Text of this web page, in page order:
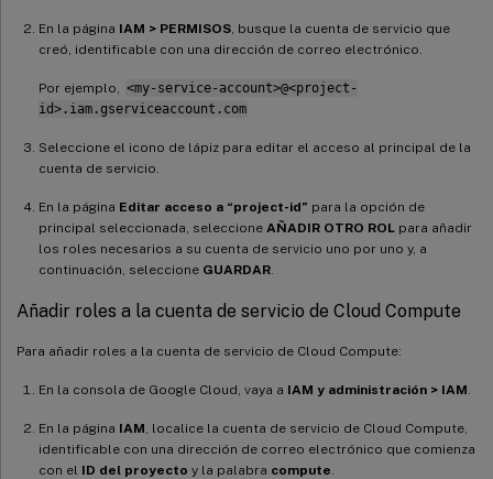
En la página IAM > PERMISOS , busque la cuenta de servicio que
creó, identificable con una dirección de correo electrónico.
Por ejemplo,
<my-service-account>@<project-
id>.iam.gserviceaccount.com
Seleccione el icono de lápiz para editar el acceso al principal de la
cuenta de servicio.
En la página Editar acceso a “project-id” para la opción de
principal seleccionada, seleccione AÑADIR OTRO ROL para añadir
los roles necesarios a su cuenta de servicio uno por uno y, a
continuación, seleccione GUARDAR
Añadir roles a la cuenta de servicio de Cloud Compute
Para añadir roles a la cuenta de servicio de Cloud Compute:
En la consola de Google Cloud, vaya a IAM y administración > IAM
En la página IAM , localice la cuenta de servicio de Cloud Compute,
identificable con una dirección de correo electrónico que comienza
con el ID del proyecto y la palabra compute